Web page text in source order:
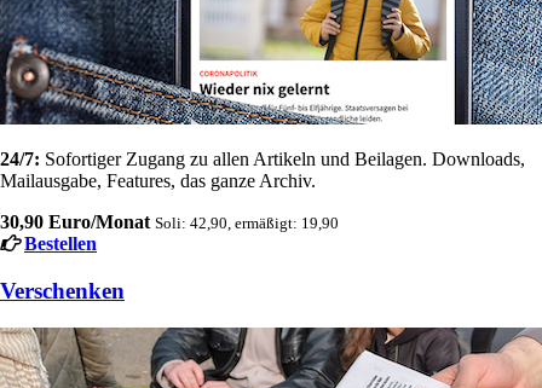
24/7: Sofortiger Zugang zu allen Artikeln und Beilagen. Downloads,
Mailausgabe, Features, das ganze Archiv.
30,90 Euro/Monat Soli: 42,90, ermäßigt: 19,90
Bestellen
Verschenken